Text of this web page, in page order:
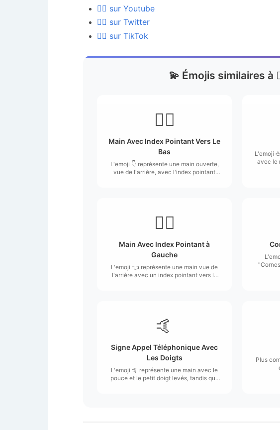
👌🏽 sur Youtube
👌🏽 sur Twitter
👌🏽 sur TikTok
💫 Émojis similaires à
👇🏽
Main Avec Index Pointant Vers Le
Bas
L'emoji 👇 représente une main ouverte,
vue de l'arrière, avec l'index pointant
L'emoji
avec le
👈🏽
Main Avec Index Pointant à
Gauche
L'emoji 👈 représente une main vue de
l'arrière avec un index pointant vers la
🤙
Signe Appel Téléphonique Avec
Les Doigts
L'emoji 🤙 représente une main avec le
pouce et le petit doigt levés, tandis que
Plus